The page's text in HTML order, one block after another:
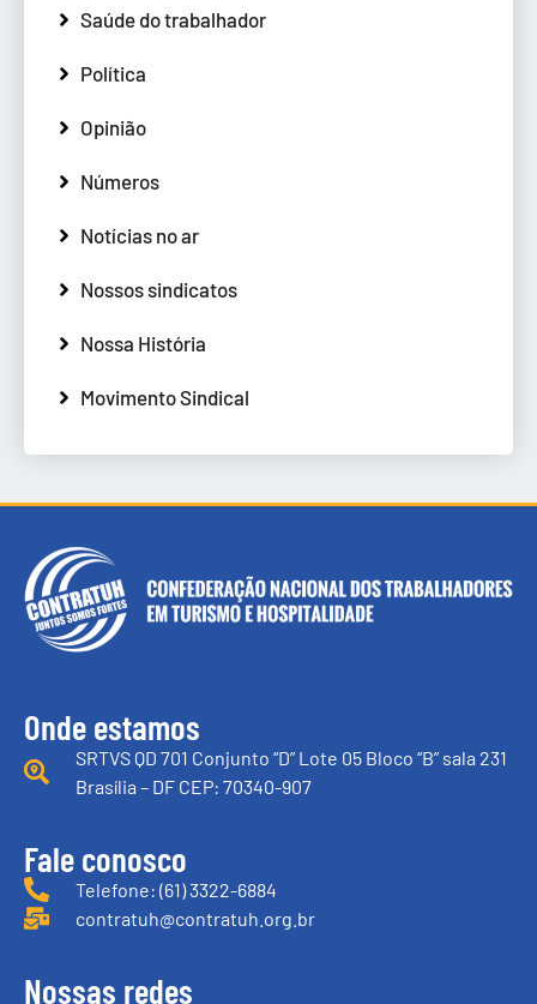
Saúde do trabalhador
Política
Opinião
Números
Notícias no ar
Nossos sindicatos
Nossa História
Movimento Sindical
Onde estamos
SRTVS QD 701 Conjunto “D” Lote 05 Bloco “B” sala 231
Brasília – DF CEP: 70340-907
Fale conosco
Telefone: (61) 3322-6884
contratuh@contratuh.org.br
Nossas redes